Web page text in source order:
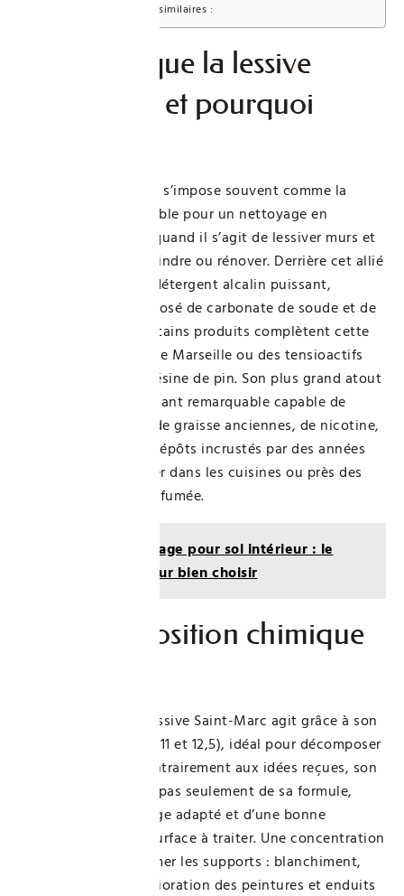
Publications similaires :
Qu’est-ce que la lessive
Saint-Marc et pourquoi
La lessive Saint-Marc s’impose souvent comme la
solution incontournable pour un nettoyage en
profondeur, surtout quand il s’agit de lessiver murs et
plafonds avant de peindre ou rénover. Derrière cet allié
maison se cache un détergent alcalin puissant,
principalement composé de carbonate de soude et de
soude caustique. Certains produits complètent cette
base avec du savon de Marseille ou des tensioactifs
naturels issus de la résine de pin. Son plus grand atout
? Un pouvoir dégraissant remarquable capable de
dissoudre les traces de graisse anciennes, de nicotine,
de suie, et tous ces dépôts incrustés par des années
d’usage, en particulier dans les cuisines ou près des
espaces exposés à la fumée.
Carrelage pour sol intérieur : le
guide complet pour bien choisir
Une composition chimique
Techniquement, la lessive Saint-Marc agit grâce à son
fort pH alcalin (entre 11 et 12,5), idéal pour décomposer
les graisses. Mais contrairement aux idées reçues, son
efficacité ne dépend pas seulement de sa formule,
mais aussi d’un dosage adapté et d’une bonne
connaissance de la surface à traiter. Une concentration
trop élevée peut abîmer les supports : blanchiment,
fragilisation ou détérioration des peintures et enduits